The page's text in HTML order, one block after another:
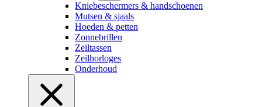
Kniebeschermers & handschoenen
Mutsen & sjaals
Hoeden & petten
Zonnebrillen
Zeiltassen
Zeilhorloges
Onderhoud